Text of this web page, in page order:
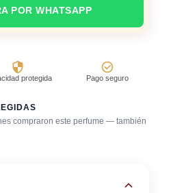
POR WHATSAPP
protegida Pago seguro
compraron este perfume — también